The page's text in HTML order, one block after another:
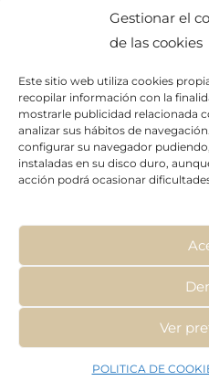
Gestionar el
de las cookies
Este sitio web utiliza cookies
recopilar información con la
mostrarle publicidad relacionada
analizar sus hábitos de
configurar su navegador
instaladas en su disco duro,
acción podrá ocasionar
Ver
POLITICA DE
BCN MELANO
Leer más
BCN
Leer
1 2